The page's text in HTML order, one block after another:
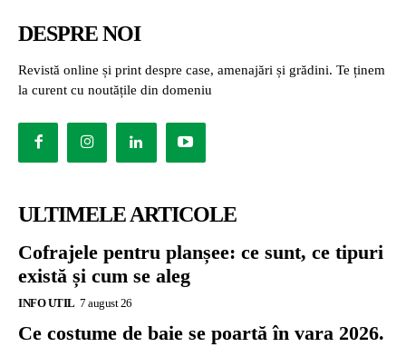
DESPRE NOI
Revistă online și print despre case, amenajări și grădini. Te ținem
la curent cu noutățile din domeniu
ULTIMELE ARTICOLE
Cofrajele pentru planșee: ce sunt, ce tipuri
există și cum se aleg
INFO UTIL 7 august 26
Ce costume de baie se poartă în vara 2026.